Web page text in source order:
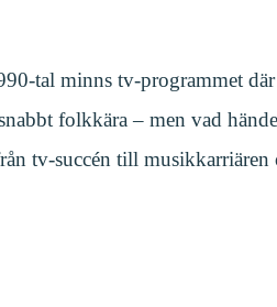
tal minns tv-programmet
folkkära – men vad
tv-succén till musikkarriären